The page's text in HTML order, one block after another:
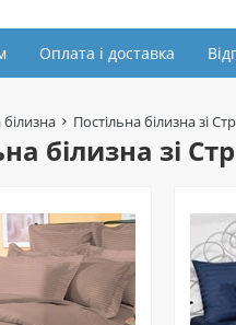
Оплата і доставка
Постільна білизна зі
білизна зі